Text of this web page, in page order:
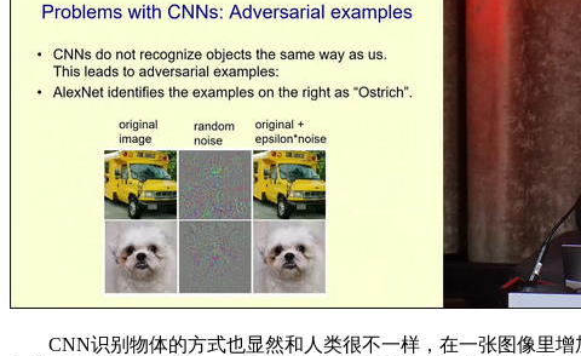
CNN识别物体的方式也显然和人类很不一样，在一张图像里增